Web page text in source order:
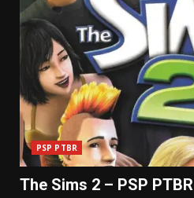
PSP PTBR
The Sims 2 – PSP PTBR